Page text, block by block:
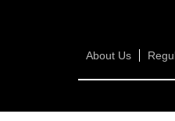
About Us